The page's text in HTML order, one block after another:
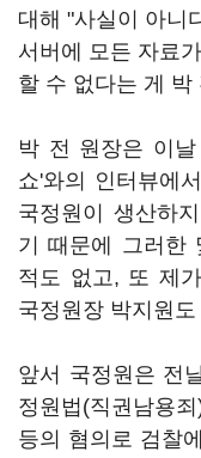
대해 "사실이 아니
서버에 모든 자료
할 수 없다는 게 박
박 전 원장은 이
쇼'와의 인터뷰에
국정원이 생산하
기 때문에 그러한
적도 없고, 또 제
국정원장 박지원
앞서 국정원은 전
정원법(직권남용
등의 혐의로 검찰